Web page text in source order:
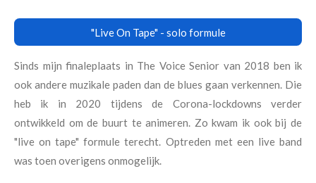
"Live On Tape" - solo formule
Sinds mijn finaleplaats in The Voice Senior van 2018 ben ik
ook andere muzikale paden dan de blues gaan verkennen. Die
heb ik in 2020 tijdens de Corona-lockdowns verder
ontwikkeld om de buurt te animeren. Zo kwam ik ook bij de
"live on tape" formule terecht. Optreden met een live band
was toen overigens onmogelijk.